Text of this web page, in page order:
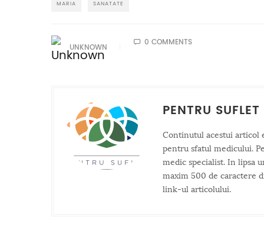
MARIA SANATATE
UNKNOWN
0 COMMENTS
PENTRU SUFLET
Continutul acestui articol
pentru sfatul medicului.
medic specialist. In lipsa
maxim 500 de caractere
link-ul articolului.